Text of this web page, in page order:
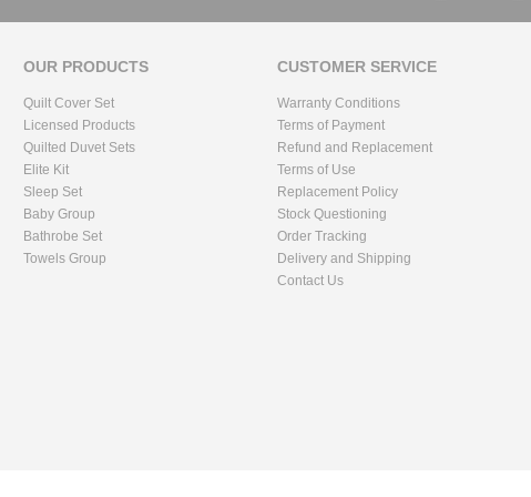
OUR PRODUCTS
Quilt Cover Set
Licensed Products
Quilted Duvet Sets
Elite Kit
Sleep Set
Baby Group
Bathrobe Set
Towels Group
CUSTOMER SERVICE
Warranty Conditions
Terms of Payment
Refund and Replacement
Terms of Use
Replacement Policy
Stock Questioning
Order Tracking
Delivery and Shipping
Contact Us